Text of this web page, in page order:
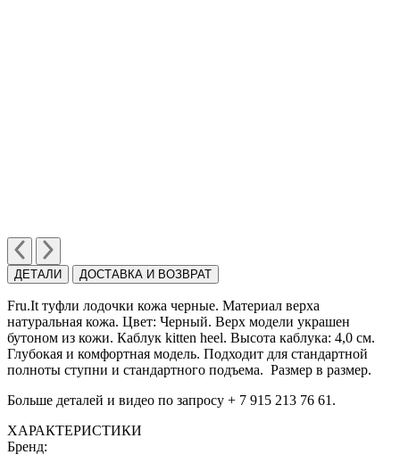
ДЕТАЛИ ДОСТАВКА И ВОЗВРАТ
Fru.It туфли лодочки кожа черные. Материал верха
натуральная кожа. Цвет: Черный. Верх модели украшен
бутоном из кожи. Каблук kitten heel. Высота каблука: 4,0 cм.
Глубокая и комфортная модель. Подходит для стандартной
полноты ступни и стандартного подъема. Размер в размер.
Больше деталей и видео по запросу + 7 915 213 76 61.
ХАРАКТЕРИСТИКИ
Бренд: